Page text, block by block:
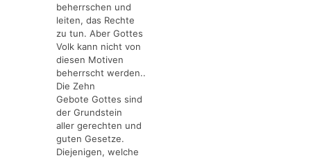
beherrschen und
leiten, das Rechte
zu tun. Aber Gottes
Volk kann nicht von
diesen Motiven
beherrscht werden..
Die Zehn
Gebote Gottes sind
der Grundstein
aller gerechten und
guten Gesetze.
Diejenigen, welche